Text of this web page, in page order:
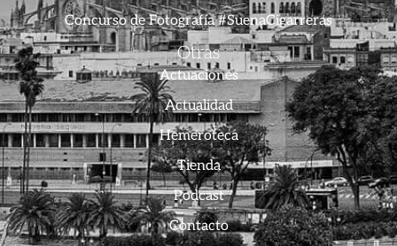
Concurso de Fotografía #SuenaCigarreras
Otras
Actuaciones
Actualidad
Hemeroteca
Tienda
Podcast
Contacto